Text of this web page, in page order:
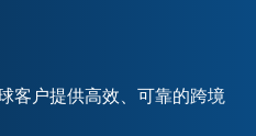
客户提供高效、可靠的跨境